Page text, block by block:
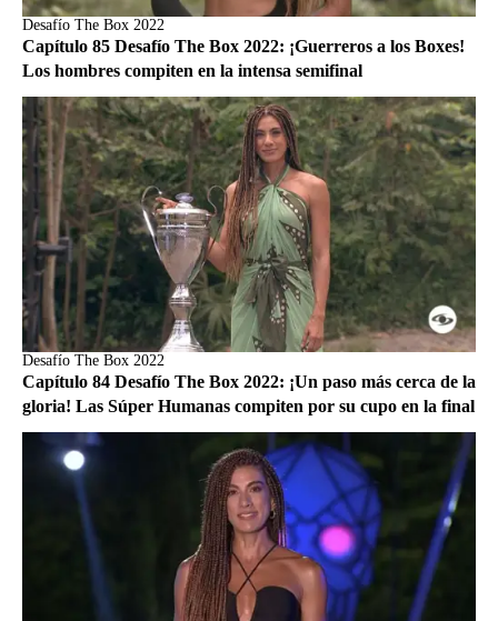
Desafío The Box 2022
Capítulo 85 Desafío The Box 2022: ¡Guerreros a los Boxes!
Los hombres compiten en la intensa semifinal
Desafío The Box 2022
Capítulo 84 Desafío The Box 2022: ¡Un paso más cerca de la
gloria! Las Súper Humanas compiten por su cupo en la final